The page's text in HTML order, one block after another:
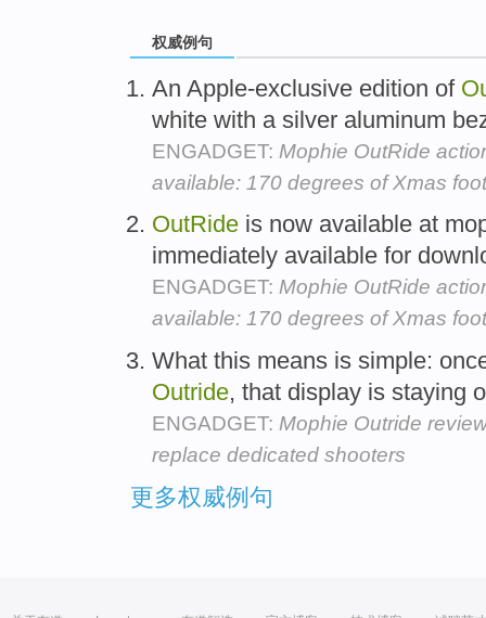
权威例句
An Apple-exclusive edition of
white with a silver aluminum
ENGADGET: Mophie OutRide
available: 170 degrees of Xmas
OutRide is now available at
immediately available for
ENGADGET: Mophie OutRide
available: 170 degrees of Xmas
What this means is simple:
Outride, that display is staying
ENGADGET: Mophie Outride
replace dedicated shooters
更多权威例句